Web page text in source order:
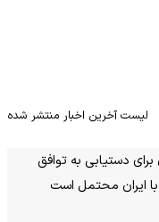
لیست آخرین اخبار منتشر شده
برای دستیابی به توافق
با ایران محتمل است